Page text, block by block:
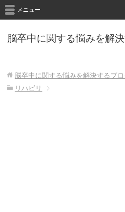
脳卒中に関する悩みを解
メニュー
脳卒中に関する悩みを解決するブ
リハビリ